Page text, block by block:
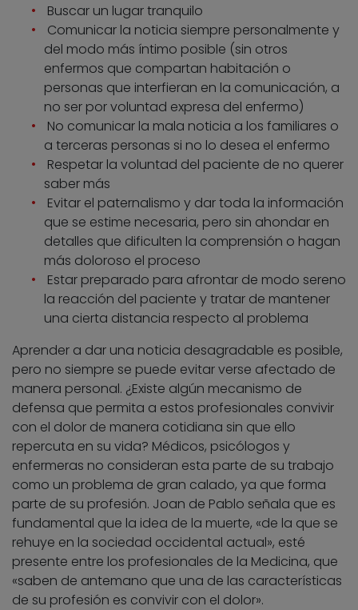
Buscar un lugar tranquilo
Comunicar la noticia siempre personalmente y
del modo más íntimo posible (sin otros
enfermos que compartan habitación o
personas que interfieran en la comunicación, a
no ser por voluntad expresa del enfermo)
No comunicar la mala noticia a los familiares o
a terceras personas si no lo desea el enfermo
Respetar la voluntad del paciente de no querer
saber más
Evitar el paternalismo y dar toda la información
que se estime necesaria, pero sin ahondar en
detalles que dificulten la comprensión o hagan
más doloroso el proceso
Estar preparado para afrontar de modo sereno
la reacción del paciente y tratar de mantener
una cierta distancia respecto al problema
Aprender a dar una noticia desagradable es posible,
pero no siempre se puede evitar verse afectado de
manera personal. ¿Existe algún mecanismo de
defensa que permita a estos profesionales convivir
con el dolor de manera cotidiana sin que ello
repercuta en su vida? Médicos, psicólogos y
enfermeras no consideran esta parte de su trabajo
como un problema de gran calado, ya que forma
parte de su profesión. Joan de Pablo señala que es
fundamental que la idea de la muerte, «de la que se
rehuye en la sociedad occidental actual», esté
presente entre los profesionales de la Medicina, que
«saben de antemano que una de las características
de su profesión es convivir con el dolor».